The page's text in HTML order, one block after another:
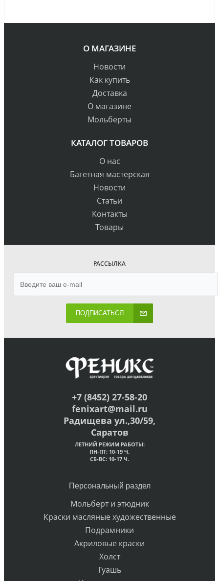
О МАГАЗИНЕ
Новости
Как купить
Доставка
О магазине
Мольберты
КАТАЛОГ ТОВАРОВ
О нас
Багетная мастерская
Новости
Статьи
Контакты
Товары
РАССЫЛКА
ПОДПИСАТЬСЯ
+7 (8452) 27-58-20
fenixart@mail.ru
Радищева ул.,30/59,
Саратов
ЛЕТНИЙ РЕЖИМ РАБОТЫ:
ПН-ПТ: 10-19 Ч.
СБ-ВС: 10-17 Ч.
Персональный раздел
Мольберт и этюдник
Краски масляные художественные
Подрамники
Акриловые краски
Холст
Гуашь